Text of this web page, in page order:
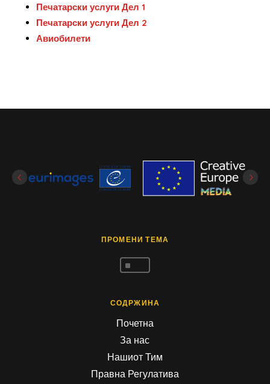
Печатарски услуги Дел 1
Печатарски услуги Дел 2
Авиобилети
ПРОМЕНИ ТЕМА
^
СОДРЖИНА
Почетна
За нас
Нашиот Тим
Правна Регулатива